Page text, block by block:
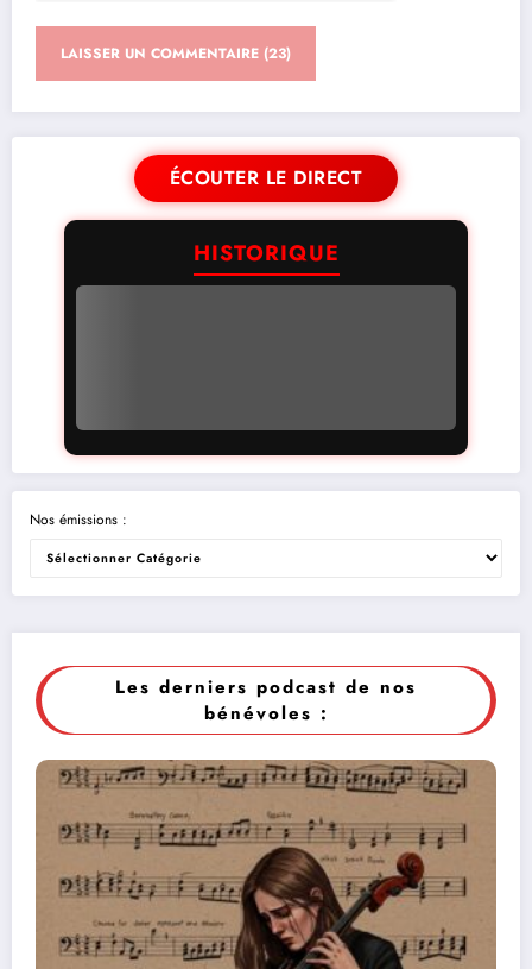
ÉCOUTER LE DIRECT
HISTORIQUE
Nos émissions :
Les derniers podcast de nos
bénévoles :